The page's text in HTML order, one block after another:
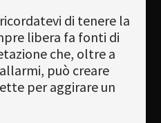
di tenere la
libera fa fonti di
che, oltre a
può creare
per aggirare un